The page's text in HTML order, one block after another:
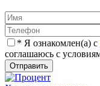
* Я ознакомлен(а) с
соглашаюсь с
Отправить